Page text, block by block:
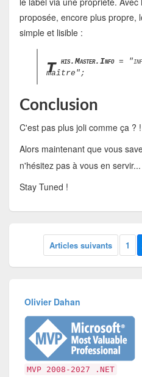
proposée, encore plus propre,
simple et lisible :
t his.Master.Info= "info
maître";
Conclusion
C'est pas plus joli comme ça ?
Alors maintenant que vous
n'hésitez pas à vous en
Stay Tuned !
Articles suivants 1
Olivier Dahan
MVP 2008-2027 .NET